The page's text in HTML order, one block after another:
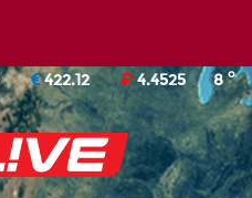
8o
422.12 4.4525